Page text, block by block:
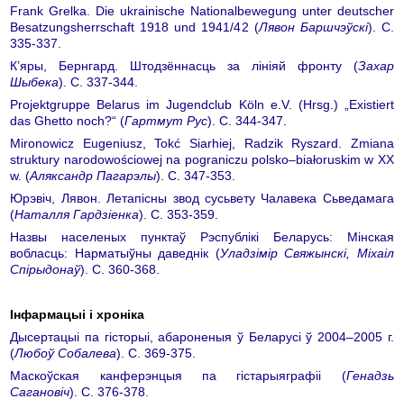
Frank Grelka. Die ukrainische Nationalbewegung unter deutscher
Besatzungsherrschaft 1918 und 1941/42 (Лявон Баршчэўскі). С.
335-337.
К’яры, Бернгард. Штодзённасць за лініяй фронту (Захар
Шыбека). С. 337-344.
Projektgruppe Belarus im Jugendclub Köln e.V. (Hrsg.) „Existiert
das Ghetto noch?“ (Гартмут Рус). С. 344-347.
Mironowicz Eugeniusz, Tokć Siarhiej, Radzik Ryszard. Zmiana
struktury narodowościowej na pograniczu polsko–białoruskim w XX
w. (Аляксандр Пагарэлы). С. 347-353.
Юрэвіч, Лявон. Летапісны звод сусьвету Чалавека Сьведамага
(Наталля Гардзіенка). С. 353-359.
Назвы населеных пунктаў Рэспублікі Беларусь: Мінская
вобласць: Нарматыўны даведнік (Уладзімір Свяжынскі, Міхаіл
Спірыдонаў). С. 360-368.
Інфармацыі і хроніка
Дысертацыі па гісторыі, абароненыя ў Беларусі ў 2004–2005 г.
(Любоў Собалева). С. 369-375.
Маскоўская канферэнцыя па гістарыяграфіі (Генадзь
Сагановіч). С. 376-378.